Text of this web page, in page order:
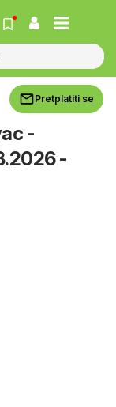
Pretplatiti se
-
-